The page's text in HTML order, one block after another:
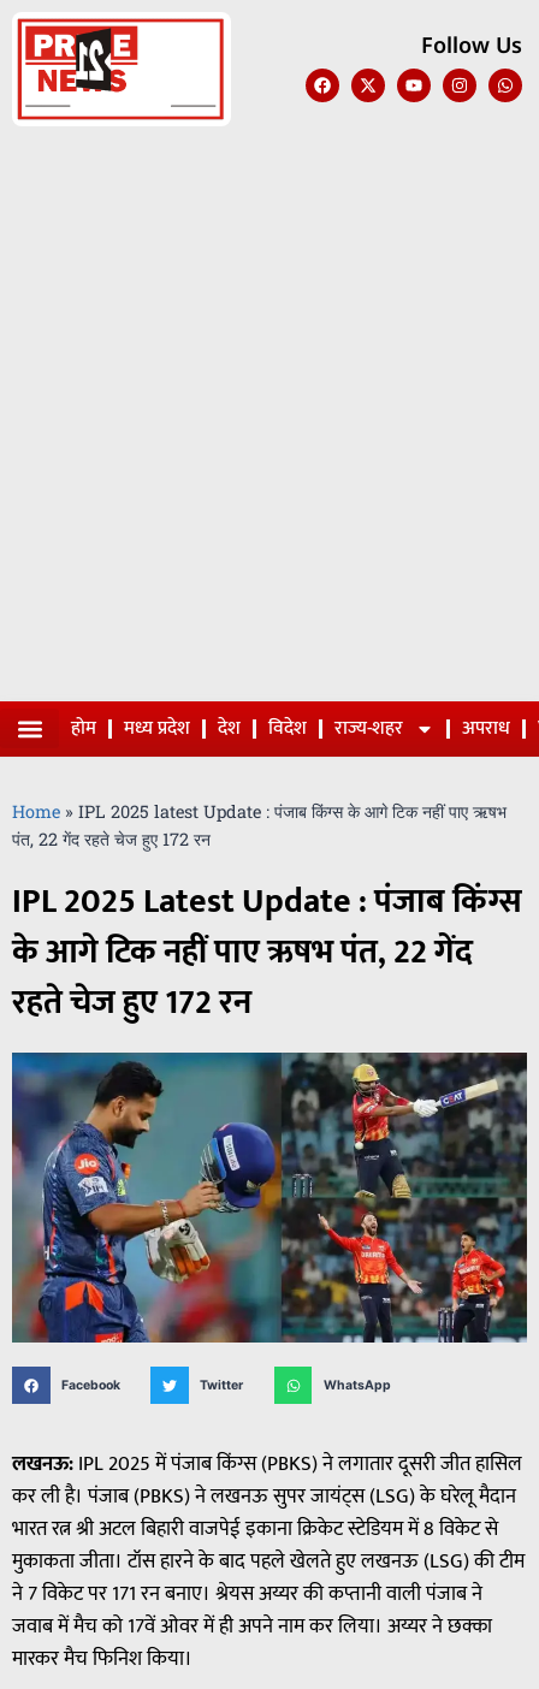
Follow Us
होम मध्य प्रदेश देश विदेश राज्य-शहर अपराध
Home » IPL 2025 latest Update : पंजाब किंग्स के आगे टिक नहीं पाए ऋषभ
पंत, 22 गेंद रहते चेज हुए 172 रन
IPL 2025 Latest Update : पंजाब किंग्स
के आगे टिक नहीं पाए ऋषभ पंत, 22 गेंद
रहते चेज हुए 172 रन
Facebook Twitter WhatsApp
लखनऊ:IPL 2025 में पंजाब किंग्स (PBKS) ने लगातार दूसरी जीत हासिल
कर ली है। पंजाब (PBKS) ने लखनऊ सुपर जायंट्स (LSG) के घरेलू मैदान
भारत रत्न श्री अटल बिहारी वाजपेई इकाना क्रिकेट स्टेडियम में 8 विकेट से
मुकाकता जीता। टॉस हारने के बाद पहले खेलते हुए लखनऊ (LSG) की टीम
ने 7 विकेट पर 171 रन बनाए। श्रेयस अय्यर की कप्तानी वाली पंजाब ने
जवाब में मैच को 17वें ओवर में ही अपने नाम कर लिया। अय्यर ने छक्का
मारकर मैच फिनिश किया।